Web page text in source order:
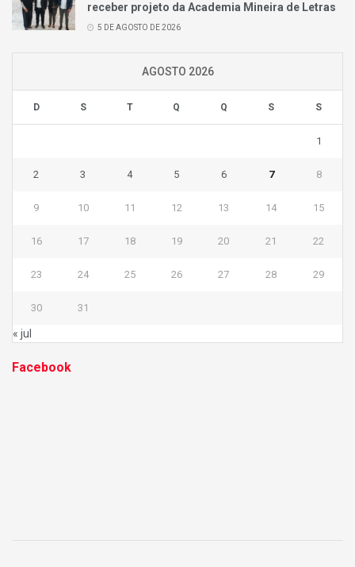
receber projeto da Academia Mineira de Letras
5 DE AGOSTO DE 2026
AGOSTO 2026
D S T Q Q S S
1
2 3 4 5 6 7 8
9 10 11 12 13 14 15
16 17 18 19 20 21 22
23 24 25 26 27 28 29
30 31
« jul
Facebook